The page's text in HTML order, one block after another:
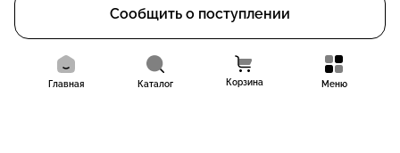
Сообщить о поступлении
Главная Каталог Корзина Меню